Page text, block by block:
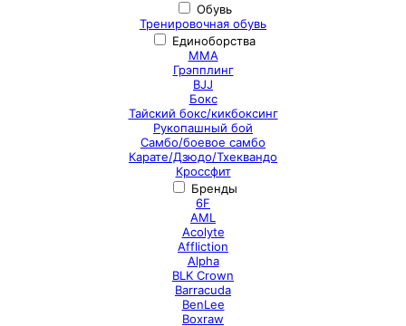
Обувь
Тренировочная обувь
Единоборства
ММА
Грэпплинг
BJJ
Бокс
Тайский бокс/кикбоксинг
Рукопашный бой
Самбо/боевое самбо
Карате/Дзюдо/Тхеквандо
Кроссфит
Бренды
6F
AML
Acolyte
Affliction
Alpha
BLK Crown
Barracuda
BenLee
Boxraw